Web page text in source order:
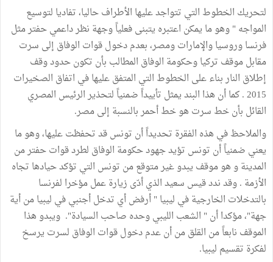
لتحريك الخطوط التي تتواجد عليها الأطراف حاليا، تفاديا لتوسيع
المواجه " وهو ما يمكن اعتبره يتبنى فعلياً وجهة نظر داعمي حفتر مثل
فرنسا وروسيا والإمارات ومصر، بعدم دخول قوات الوفاق إلى سرت
مقابل موقف تركيا وحكومة الوفاق المطالب بأن تكون حدود وقف
إطلاق النار بناء على الخطوط التي المتفق عليها في اتفاق الصخيرات
2015 . كما أن هذا البند يمثل تأييداً ضمنياً لتحذير الرئيس المصري
القائل بأن خط سرت هو خط أحمر بالنسبة إلى مصر.
والملاحظ في هذه الفقرة تحديداً أن تونس قد تحفظت عليها، وهو ما
يعني ضمنياً أن تونس تؤيد جهود حكومة الوفاق لطرد قوات حفتر من
المدينة و هو موقف يبدو غير متوقع من تونس التي تؤكد حيادها تجاه
الأزمة . وقد ندد قيس سعيد الذي أدّى زيارة عمل مؤخرا لفرنسا
بالتدخلات الخارجية في ليبيا " أرفض أي تدخل أجنبي في ليبيا من أية
جهة"، مؤكدا أن " الشعب الليبي وحده صاحب السيادة". ويبدو هذا
الموقف نابعاً من القلق من أن عدم دخول قوات الوفاق لسرت يرسخ
لفكرة تقسيم ليبيا.